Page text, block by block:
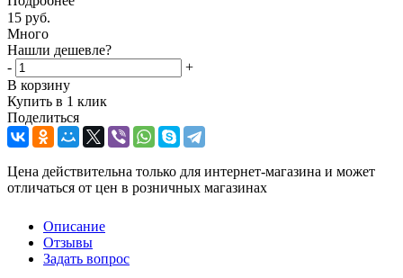
15 руб.
Много
Нашли дешевле?
-
+
В корзину
Купить в 1 клик
Поделиться
Цена действительна только для интернет-магазина и может
отличаться от цен в розничных магазинах
Описание
Отзывы
Задать вопрос